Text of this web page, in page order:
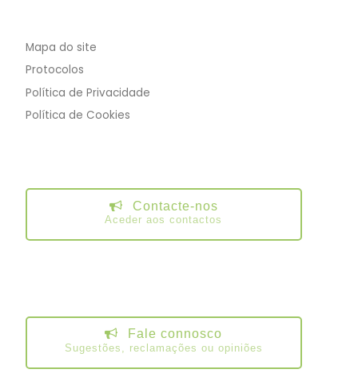
Mapa do site
Protocolos
Política de Privacidade
Política de Cookies
Contacte-nos
Aceder aos contactos
Fale connosco
Sugestões, reclamações ou opiniões